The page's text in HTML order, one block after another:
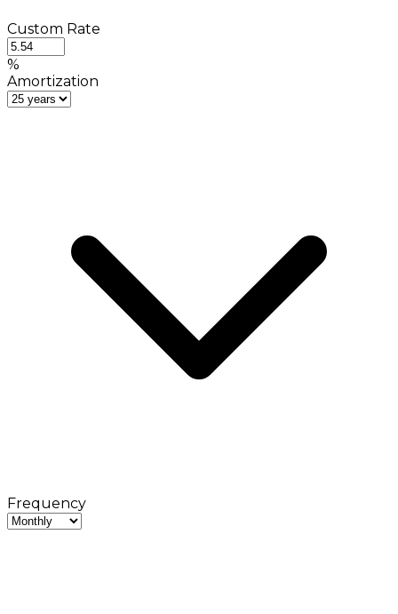
Custom Rate
%
Amortization
Frequency